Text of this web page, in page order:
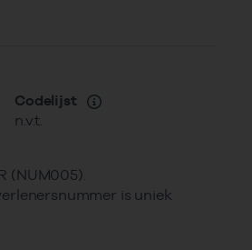
Codelijst
n.v.t.
(NUM005).
is uniek